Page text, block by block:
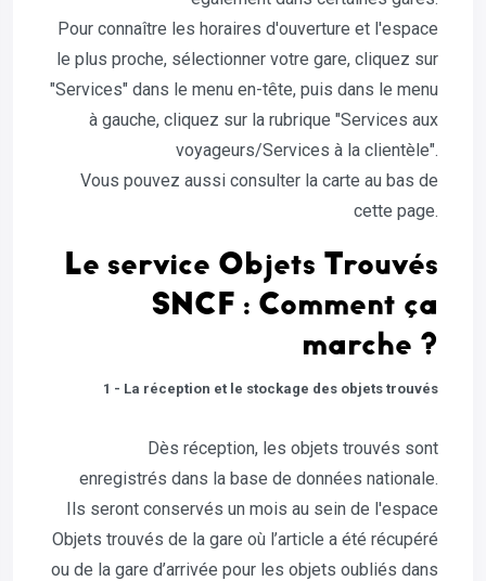
Pour connaître les horaires d'ouverture et l'espace
le plus proche, sélectionner votre gare, cliquez sur
"Services" dans le menu en-tête, puis dans le menu
à gauche, cliquez sur la rubrique "Services aux
voyageurs/Services à la clientèle".
Vous pouvez aussi consulter la carte au bas de
cette page.
Le service Objets Trouvés
SNCF : Comment ça
marche ?
1 - La réception et le stockage des objets trouvés
Dès réception, les objets trouvés sont
enregistrés dans la base de données nationale.
Ils seront conservés un mois au sein de l'espace
Objets trouvés de la gare où l’article a été récupéré
ou de la gare d’arrivée pour les objets oubliés dans